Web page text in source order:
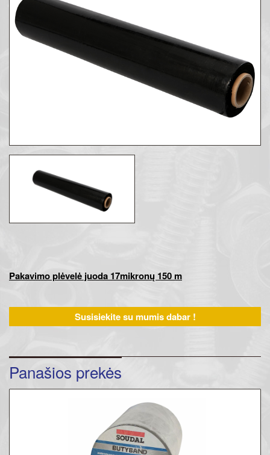
Pakavimo plėvelė juoda 17mikronų 150 m
Susisiekite su mumis dabar !
Panašios prekės